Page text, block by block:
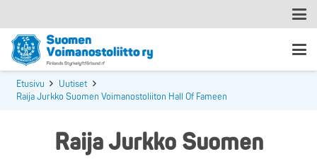
Etusivu
Uutiset
Raija Jurkko Suomen Voimanostoliiton Hall Of Fameen
Raija Jurkko Suomen